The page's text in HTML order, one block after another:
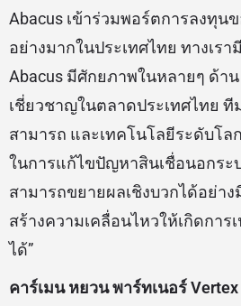
Abacus เข้าร่วมพอร์ตการลงทุน
อย่างมากในประเทศไทย ทางเรา
Abacus มีศักยภาพในหลายๆ ด้า
เชี่ยวชาญในตลาดประเทศไทย
สามารถ และเทคโนโลยีระดับโ
ในการแก้ไขปัญหาสินเชื่อนอกระ
สามารถขยายผลเชิงบวกได้อย่า
สร้างความเคลื่อนไหวให้เกิดการ
ได้”
คาร์เมน หยวน พาร์ทเนอร์